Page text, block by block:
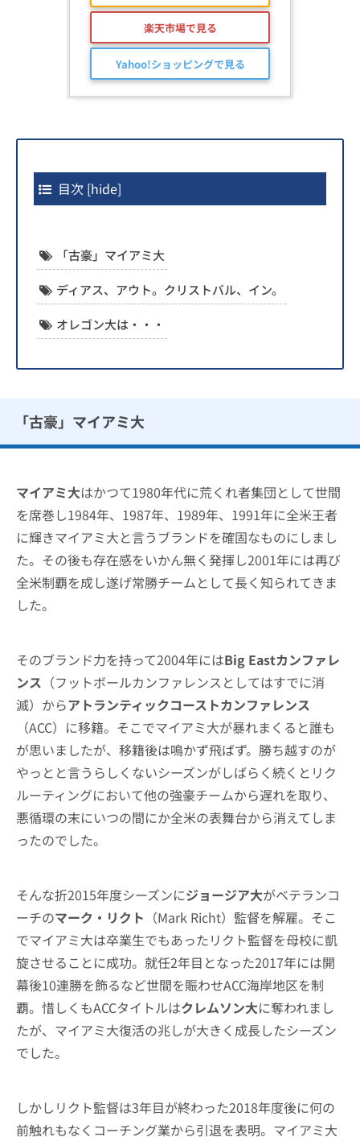
楽天市場で見る
Yahoo!ショッピングで見る
目次 [hide]
「古豪」マイアミ大
ディアス、アウト。クリストバル、イン。
オレゴン大は・・・
「古豪」マイアミ大
マイアミ大はかつて1980年代に荒くれ者集団として世間
を席巻し1984年、1987年、1989年、1991年に全米王者
に輝きマイアミ大と言うブランドを確固なものにしまし
た。その後も存在感をいかん無く発揮し2001年には再び
全米制覇を成し遂げ常勝チームとして長く知られてきま
した。
そのブランド力を持って2004年にはBig Eastカンファレ
ンス （フットボールカンファレンスとしてはすでに消
滅）からアトランティックコーストカンファレンス
（ACC）に移籍。そこでマイアミ大が暴れまくると誰も
が思いましたが、移籍後は鳴かず飛ばず。勝ち越すのが
やっとと言うらしくないシーズンがしばらく続くとリク
ルーティングにおいて他の強豪チームから遅れを取り、
悪循環の末にいつの間にか全米の表舞台から消えてしま
ったのでした。
そんな折2015年度シーズンにジョージア大がベテランコ
ーチのマーク・リクト （Mark Richt）監督を解雇。そこ
でマイアミ大は卒業生でもあったリクト監督を母校に凱
旋させることに成功。就任2年目となった2017年には開
幕後10連勝を飾るなど世間を賑わせACC海岸地区を制
覇。惜しくもACCタイトルはクレムソン大に奪われまし
たが、マイアミ大復活の兆しが大きく成長したシーズン
でした。
しかしリクト監督は3年目が終わった2018年度後に何の
前触れもなくコーチング業から引退を表明。マイアミ大